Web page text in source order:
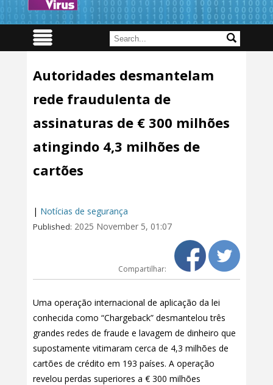
Autoridades desmantelam
rede fraudulenta de
assinaturas de € 300 milhões
atingindo 4,3 milhões de
cartões
| Notícias de segurança
Published: 2025 November 5, 01:07
Compartilhar:
Uma operação internacional de aplicação da lei
conhecida como “Chargeback” desmantelou três
grandes redes de fraude e lavagem de dinheiro que
supostamente vitimaram cerca de 4,3 milhões de
cartões de crédito em 193 países. A operação
revelou perdas superiores a € 300 milhões